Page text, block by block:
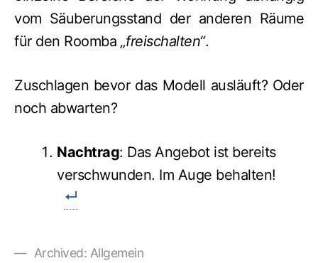
vom Säuberungsstand der anderen Räume
für den Roomba „freischalten“.
Zuschlagen bevor das Modell ausläuft? Oder
noch abwarten?
Nachtrag: Das Angebot ist bereits
verschwunden. Im Auge behalten!
Archived: Allgemein